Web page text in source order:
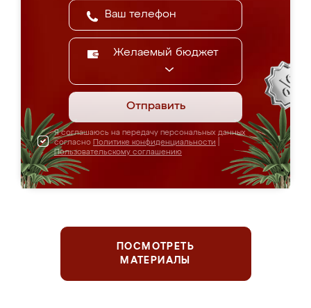
Желаемый бюджет
Отправить
Я соглашаюсь на передачу персональных данных
согласно Политике конфиденциальности
Пользовательскому соглашению
ПОСМОТРЕТЬ
МАТЕРИАЛЫ